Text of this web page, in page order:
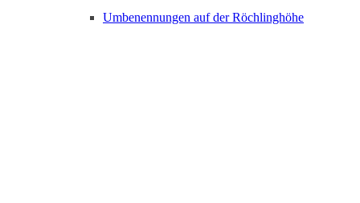
Umbenennungen auf der Röchlinghöhe